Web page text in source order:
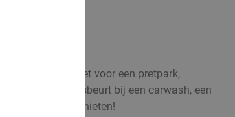
entreeticket voor een pretpark,
een autowasbeurt bij een carwash, een
maximaal genieten!